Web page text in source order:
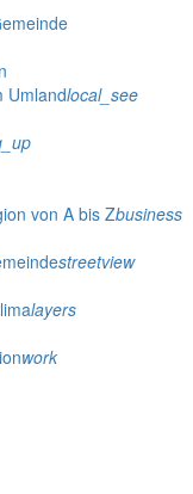
Umlandlocal_see
von A bis Zbusiness
streetview
layers
work